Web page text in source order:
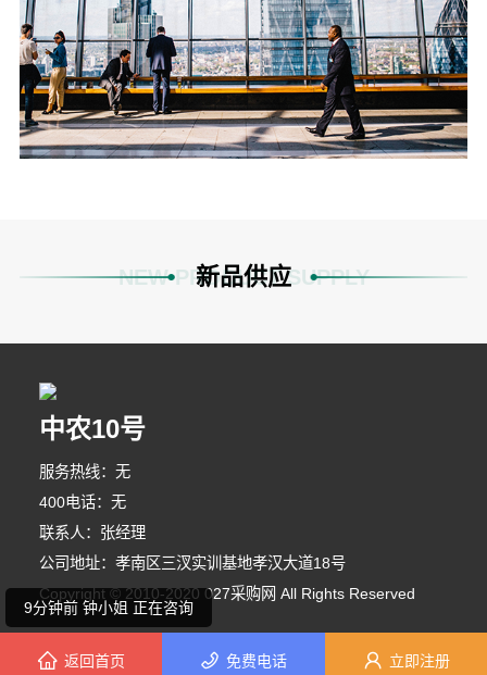
新品供应
NEW PRODUCT SUPPLY
中农10号
服务热线：无
400电话：无
联系人：张经理
公司地址：孝南区三汊实训基地孝汉大道18号
Copyright © 2010-2020 027采购网 All Rights Reserved
5分钟前 段女士 正在咨询
8分钟前 张女士 正在咨询
1分钟前 钟女士 正在咨询
9分钟前 钟小姐 正在咨询
4分钟前 苏女士 正在咨询
返回首页 免费电话 立即注册